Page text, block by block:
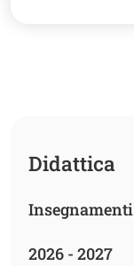
Didattica
Insegnamenti
2026 - 2027